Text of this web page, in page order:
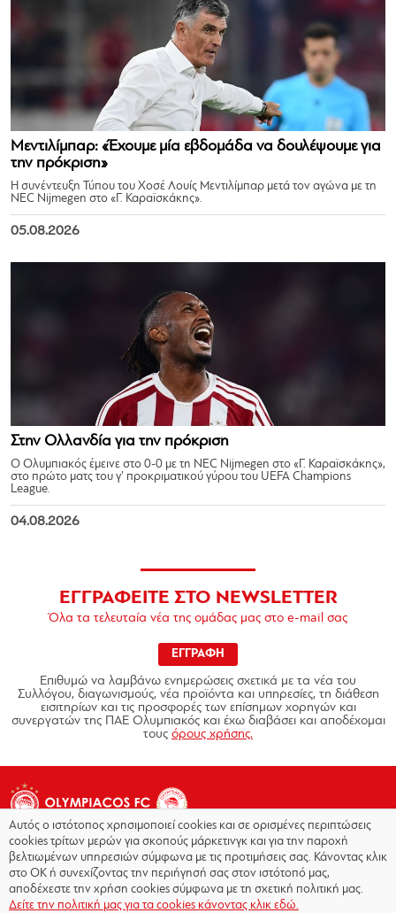
Μεντιλίμπαρ: «Έχουμε μία εβδομάδα να δουλέψουμε για
την πρόκριση»
Η συνέντευξη Τύπου του Χοσέ Λουίς Μεντιλίμπαρ μετά τον αγώνα με τη
NEC Nijmegen στο «Γ. Καραϊσκάκης».
05.08.2026
Στην Ολλανδία για την πρόκριση
Ο Ολυμπιακός έμεινε στο 0-0 με τη NEC Nijmegen στο «Γ. Καραϊσκάκης»,
στο πρώτο ματς του γ’ προκριματικού γύρου του UEFA Champions
League.
04.08.2026
ΕΓΓΡΑΦΕΙΤΕ ΣΤΟ NEWSLETTER
Όλα τα τελευταία νέα της ομάδας μας στο e-mail σας
ΕΓΓΡΑΦΗ
Επιθυμώ να λαμβάνω ενημερώσεις σχετικά με τα νέα του
Συλλόγου, διαγωνισμούς, νέα προϊόντα και υπηρεσίες, τη διάθεση
εισιτηρίων και τις προσφορές των επίσημων χορηγών και
συνεργατών της ΠΑΕ Ολυμπιακός και έχω διαβάσει και αποδέχομαι
τους όρους χρήσης.
Copyright © 2026 - Olympiacos.org
Όροι χρήσης|Πολιτική Απορρήτου|Πολιτική
Αυτός ο ιστότοπος χρησιμοποιεί cookies και σε ορισμένες περιπτώσεις
cookies τρίτων μερών για σκοπούς μάρκετινγκ και για την παροχή
βελτιωμένων υπηρεσιών σύμφωνα με τις προτιμήσεις σας. Κάνοντας κλικ
στο OK ή συνεχίζοντας την περιήγησή σας στον ιστότοπό μας,
αποδέχεστε την χρήση cookies σύμφωνα με τη σχετική πολιτική μας.
Δείτε την πολιτική μας για τα cookies κάνοντας κλικ εδώ.